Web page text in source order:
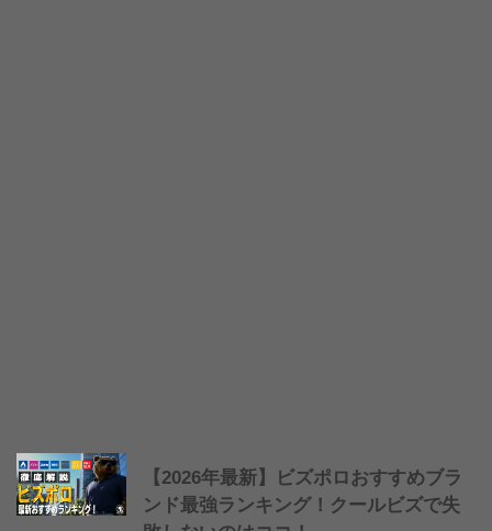
【2026年最新】ビズポロおすすめブラ
ンド最強ランキング！クールビズで失